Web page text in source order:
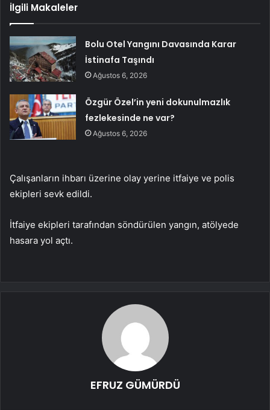
İlgili Makaleler
Bolu Otel Yangını Davasında Karar
İstinafa Taşındı
Ağustos 6, 2026
Özgür Özel’in yeni dokunulmazlık
fezlekesinde ne var?
Ağustos 6, 2026
Çalışanların ihbarı üzerine olay yerine itfaiye ve polis
ekipleri sevk edildi.
İtfaiye ekipleri tarafından söndürülen yangın, atölyede
hasara yol açtı.
EFRUZ GÜMÜRDÜ